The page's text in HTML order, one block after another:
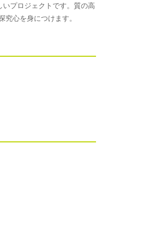
プロジェクトです。質の高
心を身につけます。